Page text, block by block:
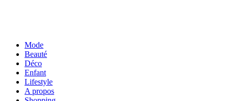
Mode
Beauté
Déco
Enfant
Lifestyle
A propos